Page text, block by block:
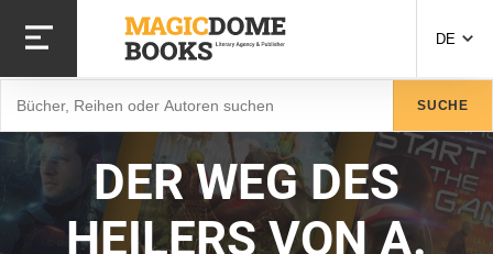
zum
Inhalt
DE
SUCHE
DER WEG DES
HEILERS VON A.